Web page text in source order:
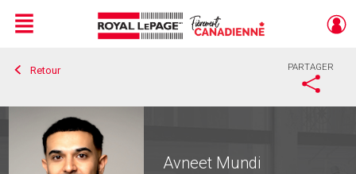
Live
En Direct
Menu
Retour PARTAGER
Avneet Mundi